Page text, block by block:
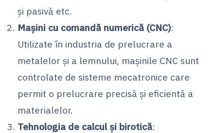
și pasivă etc.
Mașini cu comandă numerică (CNC):
Utilizate în industria de prelucrare a
metalelor și a lemnului, mașinile CNC sunt
controlate de sisteme mecatronice care
permit o prelucrare precisă și eficientă a
materialelor.
Tehnologia de calcul și birotică: